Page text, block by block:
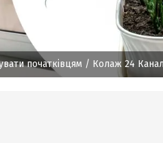
початківцям / Колаж 24